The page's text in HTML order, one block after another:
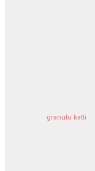
granulu katli